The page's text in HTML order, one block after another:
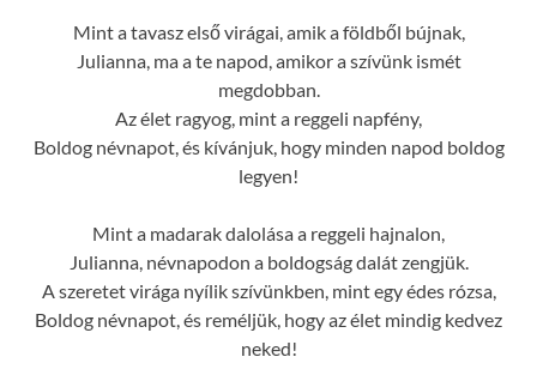
Mint a tavasz első virágai, amik a földből bújnak,
Julianna, ma a te napod, amikor a szívünk ismét
megdobban.
Az élet ragyog, mint a reggeli napfény,
Boldog névnapot, és kívánjuk, hogy minden napod boldog
legyen!
Mint a madarak dalolása a reggeli hajnalon,
Julianna, névnapodon a boldogság dalát zengjük.
A szeretet virága nyílik szívünkben, mint egy édes rózsa,
Boldog névnapot, és reméljük, hogy az élet mindig kedvez
neked!